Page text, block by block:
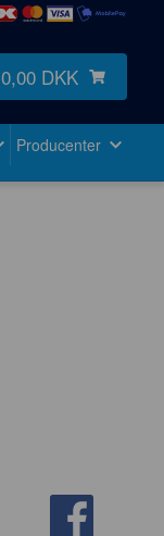
0,00 DKK
Producenter